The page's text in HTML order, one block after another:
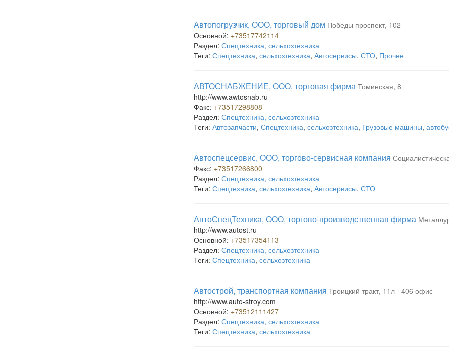
Автопогрузчик, ООО, торговый дом Победы проспект, 102
Основной: +73517742114
Раздел: Спецтехника, сельхозтехника
Теги: Спецтехника, сельхозтехника, Автосервисы, СТО, Прочее
АВТОСНАБЖЕНИЕ, ООО, торговая фирма Томинская, 8
http://www.awtosnab.ru
Факс: +73517298808
Раздел: Спецтехника, сельхозтехника
Теги: Автозапчасти, Спецтехника, сельхозтехника, Грузовые машины,
Автоспецсервис, ООО, торгово-сервисная компания
Факс: +73517266800
Раздел: Спецтехника, сельхозтехника
Теги: Спецтехника, сельхозтехника, Автосервисы, СТО
АвтоСпецТехника, ООО, торгово-производственная фирма
http://www.autost.ru
Основной: +73517354113
Раздел: Спецтехника, сельхозтехника
Теги: Спецтехника, сельхозтехника
Автострой, транспортная компания Троицкий тракт, 11л - 406 офис
http://www.auto-stroy.com
Основной: +73512111427
Раздел: Спецтехника, сельхозтехника
Теги: Спецтехника, сельхозтехника